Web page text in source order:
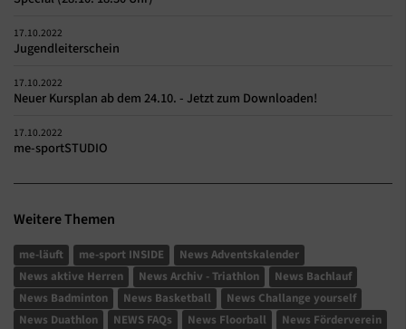
17.10.2022
Jugendleiterschein
17.10.2022
Neuer Kursplan ab dem 24.10. - Jetzt zum Downloaden!
17.10.2022
me-sportSTUDIO
Weitere Themen
me-läuft me-sport INSIDE
News Adventskalender
News aktive Herren
News Archiv - Triathlon
News Bachlauf
News Badminton
News Basketball
News Challange yourself
News Duathlon
NEWS FAQs News Floorball
News Förderverein